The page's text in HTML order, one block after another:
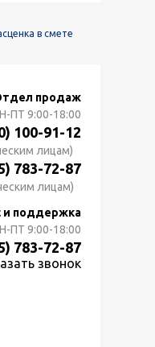
в смете
продаж
ПТ 9:00-18:00
100-91-12
лицам)
783-72-87
лицам)
и поддержка
ПТ 9:00-18:00
783-72-87
звонок